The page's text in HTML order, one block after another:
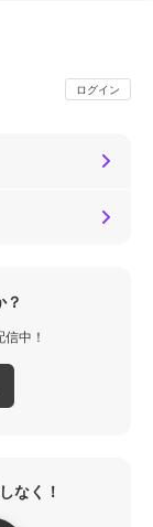
ログイン
？
中！
なく！